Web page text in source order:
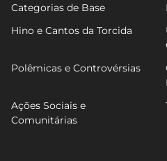
Categorias de Base
Hino e Cantos da Torcida
Polêmicas e Controvérsias
Ações Sociais e
Comunitárias